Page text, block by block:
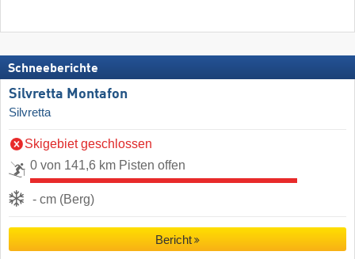
Schneeberichte
Silvretta Montafon
Silvretta
Skigebiet geschlossen
0 von 141,6 km Pisten offen
- cm (Berg)
Bericht